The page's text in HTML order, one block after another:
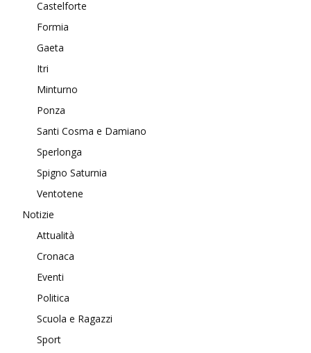
Castelforte
Formia
Gaeta
Itri
Minturno
Ponza
Santi Cosma e Damiano
Sperlonga
Spigno Saturnia
Ventotene
Notizie
Attualità
Cronaca
Eventi
Politica
Scuola e Ragazzi
Sport